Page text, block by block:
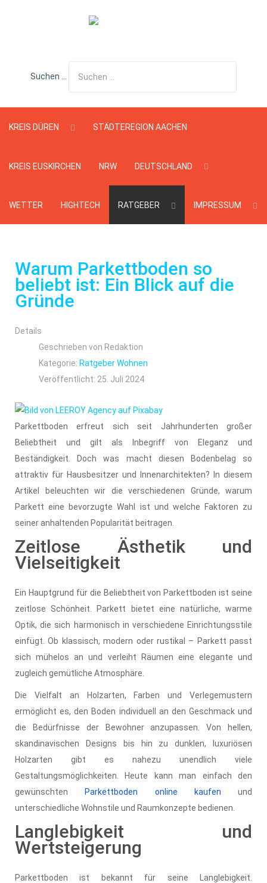
Suchen ...
KREIS DÜREN STÄDTEREGION AACHEN
KREIS EUSKIRCHEN NRW DEUTSCHLAND
WETTER HIGHTECH RATGEBER IMPRESSUM
Warum Parkettboden so
beliebt ist: Ein Blick auf die
Gründe
Details
Geschrieben von Redaktion
Kategorie: Ratgeber Wohnen
Veröffentlicht: 25. Juli 2024
Parkettboden erfreut sich seit Jahrhunderten großer
Beliebtheit und gilt als Inbegriff von Eleganz und
Beständigkeit. Doch was macht diesen Bodenbelag so
attraktiv für Hausbesitzer und Innenarchitekten? In diesem
Artikel beleuchten wir die verschiedenen Gründe, warum
Parkett eine bevorzugte Wahl ist und welche Faktoren zu
seiner anhaltenden Popularität beitragen.
Zeitlose Ästhetik und
Vielseitigkeit
Ein Hauptgrund für die Beliebtheit von Parkettboden ist seine
zeitlose Schönheit. Parkett bietet eine natürliche, warme
Optik, die sich harmonisch in verschiedene Einrichtungsstile
einfügt. Ob klassisch, modern oder rustikal – Parkett passt
sich mühelos an und verleiht Räumen eine elegante und
zugleich gemütliche Atmosphäre.
Die Vielfalt an Holzarten, Farben und Verlegemustern
ermöglicht es, den Boden individuell an den Geschmack und
die Bedürfnisse der Bewohner anzupassen. Von hellen,
skandinavischen Designs bis hin zu dunklen, luxuriösen
Holzarten gibt es nahezu unendlich viele
Gestaltungsmöglichkeiten. Heute kann man einfach den
gewünschten
Parkettboden online kaufen und
unterschiedliche Wohnstile und Raumkonzepte bedienen.
Langlebigkeit und
Wertsteigerung
Parkettboden ist bekannt für seine Langlebigkeit.